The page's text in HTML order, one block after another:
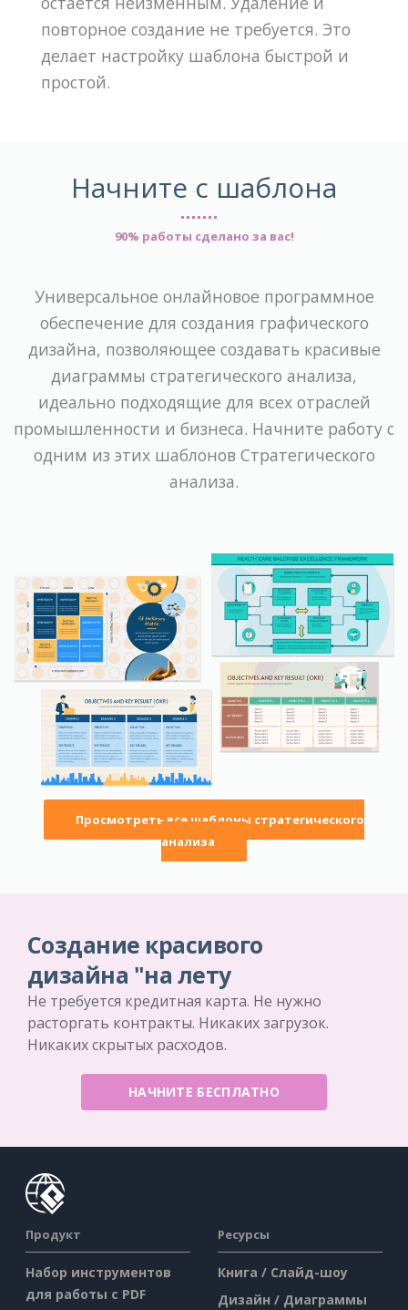
повторное создание не требуется. Это
делает настройку шаблона быстрой и
простой.
Начните с шаблона
90% работы сделано за вас!
Универсальное онлайновое программное
обеспечение для создания графического
дизайна, позволяющее создавать красивые
диаграммы стратегического анализа,
идеально подходящие для всех отраслей
промышленности и бизнеса. Начните работу с
одним из этих шаблонов Стратегического
анализа.
Просмотреть все шаблоны стратегического
анализа
Создание красивого
дизайна "на лету
Не требуется кредитная карта. Не нужно
расторгать контракты. Никаких загрузок.
Никаких скрытых расходов.
НАЧНИТЕ БЕСПЛАТНО
Продукт
Набор инструментов
для работы с PDF
Ресурсы
Книга / Слайд-шоу
Дизайн / Диаграммы